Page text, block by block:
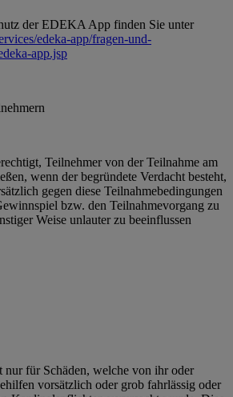
der EDEKA App finden Sie unter
edeka-app/fragen-und-
app.jsp
Teilnehmer von der Teilnahme am
wenn der begründete Verdacht besteht,
gegen diese Teilnahmebedingungen
bzw. den Teilnahmevorgang zu
Weise unlauter zu beeinflussen
nur für Schäden, welche von ihr oder
vorsätzlich oder grob fahrlässig oder